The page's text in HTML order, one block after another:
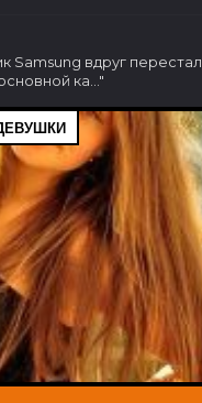
Samsung вдруг перестал
ка..."